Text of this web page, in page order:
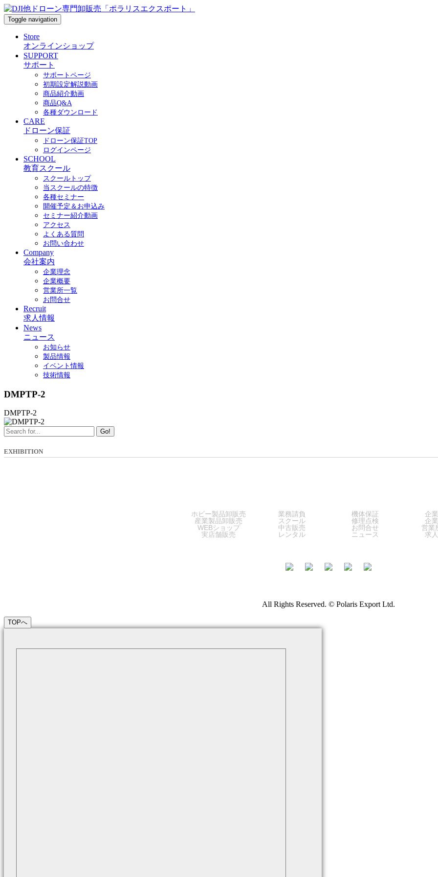
Toggle navigation
Store
オンラインショップ
SUPPORT
サポート
サポートページ
初期設定解説動画
商品紹介動画
商品Q&A
各種ダウンロード
CARE
ドローン保証
ドローン保証TOP
ログインページ
SCHOOL
教育スクール
スクールトップ
当スクールの特徴
各種セミナー
開催予定＆お申込み
セミナー紹介動画
アクセス
よくある質問
お問い合わせ
Company
会社案内
企業理念
企業概要
営業所一覧
お問合せ
Recruit
求人情報
News
ニュース
お知らせ
製品情報
イベント情報
技術情報
DMPTP-2
DMPTP-2
Go!
EXHIBITION
ホビー製品卸販売
産業製品卸販売
WEBショップ
実店舗販売
業務請負
スクール
中古販売
レンタル
機体保証
修理点検
お問合せ
ニュース
企
企
営業
求
All Rights Reserved. © Polaris Export Ltd.
TOPへ